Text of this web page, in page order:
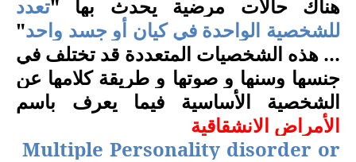
هناك حالات مرضية يحدث بها "تعدد
للشخصية الواحدة في كيان أو جسد واحد"
... هذه الشخصيات المتعددة قد تختلف في
جنسها وسنها و صوتها و طريقة كلامها عن
الشخصية الأساسية فيما يعرف باسم
الأمراض الانشقاقية
Multiple Personality disorder or